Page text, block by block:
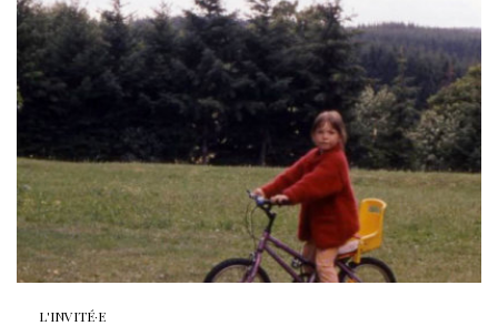
L'INVITÉ·E